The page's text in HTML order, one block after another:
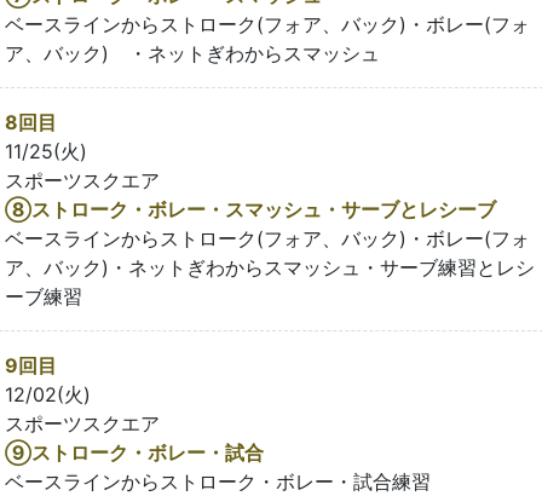
ベースラインからストローク(フォア、バック)・ボレー(フォ
ア、バック) ・ネットぎわからスマッシュ
8回目
11/25(火)
スポーツスクエア
⑧ストローク・ボレー・スマッシュ・サーブとレシーブ
ベースラインからストローク(フォア、バック)・ボレー(フォ
ア、バック)・ネットぎわからスマッシュ・サーブ練習とレシ
ーブ練習
9回目
12/02(火)
スポーツスクエア
⑨ストローク・ボレー・試合
ベースラインからストローク・ボレー・試合練習